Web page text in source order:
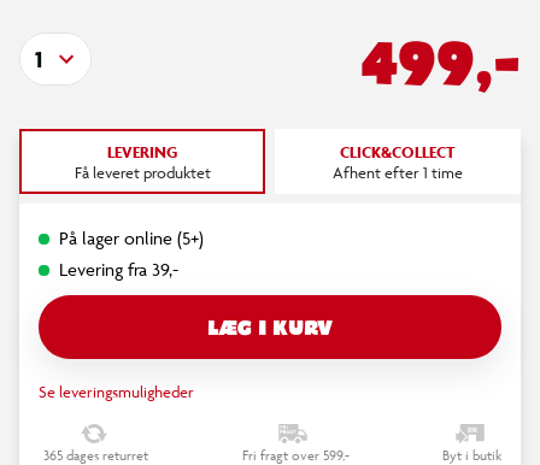
499,-
1
LEVERING
Få leveret produktet
CLICK&COLLECT
Afhent efter 1 time
På lager online (5+)
Levering fra 39,-
LÆG I KURV
Se leveringsmuligheder
365 dages returret Fri fragt over 599,- Byt i butik